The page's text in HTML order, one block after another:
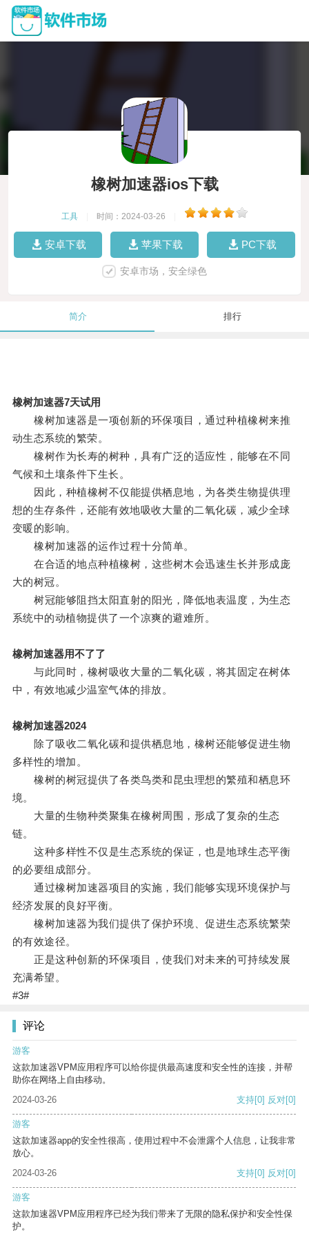
橡树加速器ios下载
工具 时间：2024-03-26
安卓下载 苹果下载 PC下载
安卓市场，安全绿色
简介 排行
橡树加速器7天试用
橡树加速器是一项创新的环保项目，通过种植橡树来推
动生态系统的繁荣。
橡树作为长寿的树种，具有广泛的适应性，能够在不同
气候和土壤条件下生长。
因此，种植橡树不仅能提供栖息地，为各类生物提供理
想的生存条件，还能有效地吸收大量的二氧化碳，减少全球
变暖的影响。
橡树加速器的运作过程十分简单。
在合适的地点种植橡树，这些树木会迅速生长并形成庞
大的树冠。
树冠能够阻挡太阳直射的阳光，降低地表温度，为生态
系统中的动植物提供了一个凉爽的避难所。
橡树加速器用不了了
与此同时，橡树吸收大量的二氧化碳，将其固定在树体
中，有效地减少温室气体的排放。
橡树加速器2024
除了吸收二氧化碳和提供栖息地，橡树还能够促进生物
多样性的增加。
橡树的树冠提供了各类鸟类和昆虫理想的繁殖和栖息环
境。
大量的生物种类聚集在橡树周围，形成了复杂的生态
链。
这种多样性不仅是生态系统的保证，也是地球生态平衡
的必要组成部分。
通过橡树加速器项目的实施，我们能够实现环境保护与
经济发展的良好平衡。
橡树加速器为我们提供了保护环境、促进生态系统繁荣
的有效途径。
正是这种创新的环保项目，使我们对未来的可持续发展
充满希望。
#3#
评论
游客
这款加速器VPM应用程序可以给你提供最高速度和安全性的连接，并帮
助你在网络上自由移动。
2024-03-26
支持[0] 反对[0]
游客
这款加速器app的安全性很高，使用过程中不会泄露个人信息，让我非常
放心。
2024-03-26
支持[0] 反对[0]
游客
这款加速器VPM应用程序已经为我们带来了无限的隐私保护和安全性保
护。